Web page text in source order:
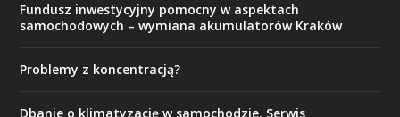
Fundusz inwestycyjny pomocny w aspektach
samochodowych – wymiana akumulatorów Kraków
Problemy z koncentracją?
Dbanie o klimatyzację w samochodzie. Serwis